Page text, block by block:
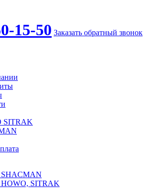
15-50 Заказать обратный звонок
SITRAK
SITRAK